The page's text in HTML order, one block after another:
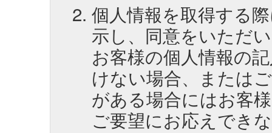
個人情報を取得する
示し、同意をいただ
お客様の個人情報の
けない場合、または
がある場合にはお客
ご要望にお応えでき